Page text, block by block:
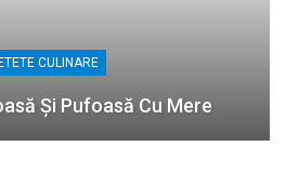
CULINARE
Și Pufoasă Cu Mere